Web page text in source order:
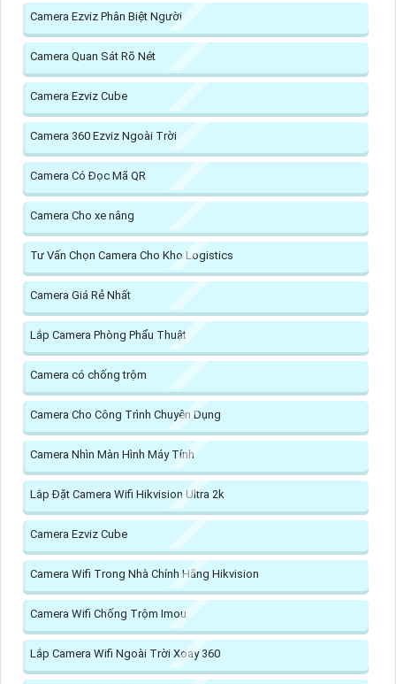
Camera Ezviz Phân Biệt Người
Camera Quan Sát Rõ Nét
Camera Ezviz Cube
Camera 360 Ezviz Ngoài Trời
Camera Có Đọc Mã QR
Camera Cho xe nâng
Tư Vấn Chọn Camera Cho Kho Logistics
Camera Giá Rẻ Nhất
Lắp Camera Phòng Phẩu Thuật
Camera có chống trộm
Camera Cho Công Trình Chuyên Dụng
Camera Nhìn Màn Hình Máy Tính
Lắp Đặt Camera Wifi Hikvision Ultra 2k
Camera Ezviz Cube
Camera Wifi Trong Nhà Chính Hãng Hikvision
Camera Wifi Chống Trộm Imou
Lắp Camera Wifi Ngoài Trời Xoay 360